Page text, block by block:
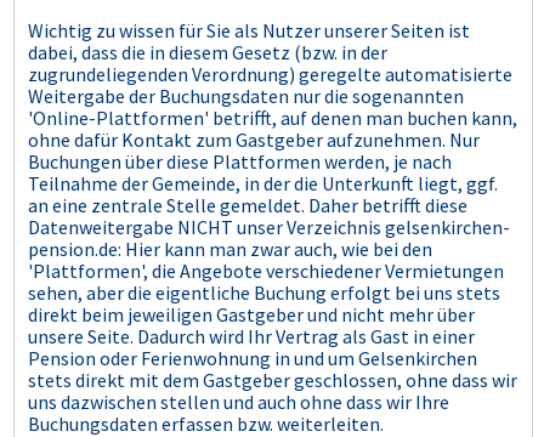
Wichtig zu wissen für Sie als Nutzer unserer Seiten ist
dabei, dass die in diesem Gesetz (bzw. in der
zugrundeliegenden Verordnung) geregelte automatisierte
Weitergabe der Buchungsdaten nur die sogenannten
'Online-Plattformen' betrifft, auf denen man buchen kann,
ohne dafür Kontakt zum Gastgeber aufzunehmen. Nur
Buchungen über diese Plattformen werden, je nach
Teilnahme der Gemeinde, in der die Unterkunft liegt, ggf.
an eine zentrale Stelle gemeldet. Daher betrifft diese
Datenweitergabe NICHT unser Verzeichnis gelsenkirchen-
pension.de: Hier kann man zwar auch, wie bei den
'Plattformen', die Angebote verschiedener Vermietungen
sehen, aber die eigentliche Buchung erfolgt bei uns stets
direkt beim jeweiligen Gastgeber und nicht mehr über
unsere Seite. Dadurch wird Ihr Vertrag als Gast in einer
Pension oder Ferienwohnung in und um Gelsenkirchen
stets direkt mit dem Gastgeber geschlossen, ohne dass wir
uns dazwischen stellen und auch ohne dass wir Ihre
Buchungsdaten erfassen bzw. weiterleiten.